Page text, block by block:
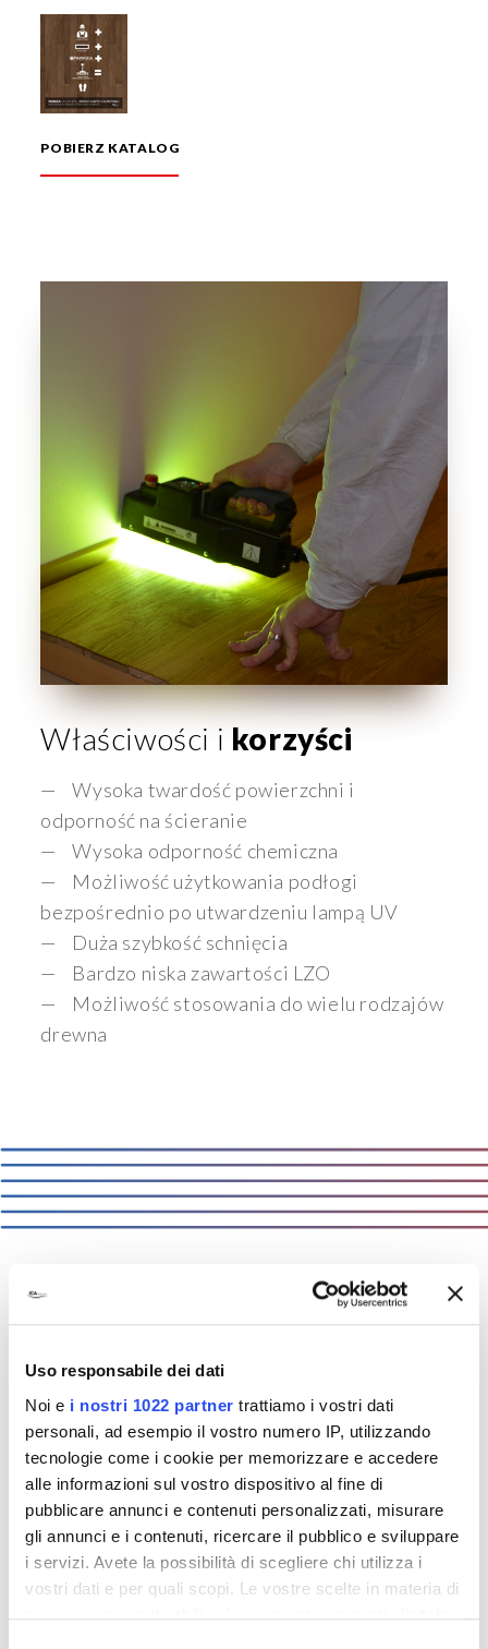
Uso responsabile dei dati
Noi e i nostri 1022 partner trattiamo i vostri dati
personali, ad esempio il vostro numero IP, utilizzando
tecnologie come i cookie per memorizzare e accedere
alle informazioni sul vostro dispositivo al fine di
pubblicare annunci e contenuti personalizzati, misurare
gli annunci e i contenuti, ricercare il pubblico e sviluppare
i servizi. Avete la possibilità di scegliere chi utilizza i
vostri dati e per quali scopi. Le vostre scelte in materia di
POBIERZ KATALOG
Właściwości i korzyści
Wysoka twardość powierzchni i
odporność na ścieranie
Wysoka odporność chemiczna
Możliwość użytkowania podłogi
bezpośrednio po utwardzeniu lampą UV
Duża szybkość schnięcia
Bardzo niska zawartości LZO
Możliwość stosowania do wielu rodzajów
drewna
ICA:solutions that matter
Wiemy co liczy się dla naszych klientów.
Znamy ich wyzwania, ich produkty oraz ich
rynki zbytu. Dlatego też oferujemy
rozwiązania. Rozwiązania, które mają
znaczenie.